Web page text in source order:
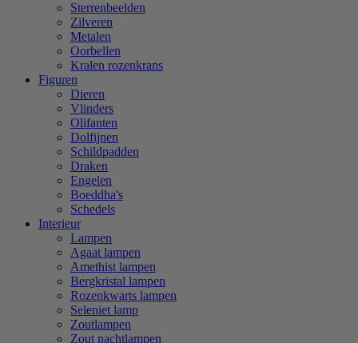
Sterrenbeelden
Zilveren
Metalen
Oorbellen
Kralen rozenkrans
Figuren
Dieren
Vlinders
Olifanten
Dolfijnen
Schildpadden
Draken
Engelen
Boeddha's
Schedels
Interieur
Lampen
Agaat lampen
Amethist lampen
Bergkristal lampen
Rozenkwarts lampen
Seleniet lamp
Zoutlampen
Zout nachtlampen